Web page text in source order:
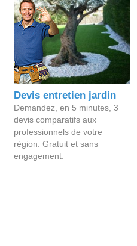
Devis entretien jardin
Demandez, en 5 minutes, 3
devis comparatifs aux
professionnels de votre
région. Gratuit et sans
engagement.